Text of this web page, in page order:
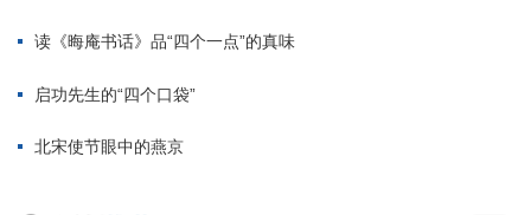
读《晦庵书话》品“四个一点”的真味
启功先生的“四个口袋”
北宋使节眼中的燕京